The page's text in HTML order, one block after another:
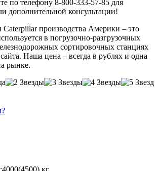
по телефону 8-800-333-57-85 для
дополнительной консультации!
производства Америки – это
в погрузочно-разгрузочных
сортировочных станциях
Наша цена – всегда в рублях и одна
рынке.